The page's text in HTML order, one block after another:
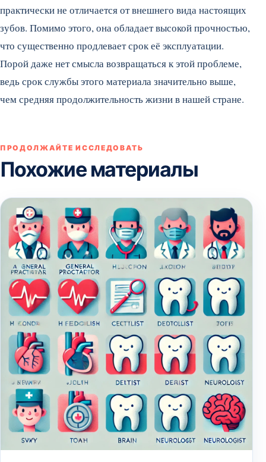
практически не отличается от внешнего вида настоящих
зубов. Помимо этого, она обладает высокой прочностью,
что существенно продлевает срок её эксплуатации.
Порой даже нет смысла возвращаться к этой проблеме,
ведь срок службы этого материала значительно выше,
чем средняя продолжительность жизни в нашей стране.
ПРОДОЛЖАЙТЕ ИССЛЕДОВАТЬ
Похожие материалы